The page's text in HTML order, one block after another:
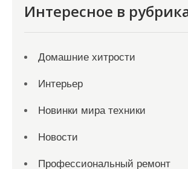
Интересное в
Домашние хитрости
Интерьер
Новинки мира техники
Новости
Профессиональный ремонт